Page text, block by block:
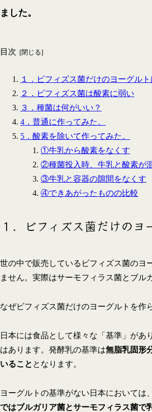
ました。
目次
１．ビフィズス菌だけのヨーグルト
２．ビフィズス菌は酸素に弱い
３．種菌は何がいい？
4．普通に作ってみた。
5．酸素を除いて作ってみた。
①牛乳から酸素をなくす
②種菌投入時、牛乳と酸素が
③牛乳と容器の隙間をなくす
④できあがったものの比較
１．ビフィズス菌だけのヨ
世の中で販売しているビフィズス菌のヨ
ません。実際はサーモフィラス菌とブル
なぜビフィズス菌だけのヨーグルトを作
日本には食品として様々な「基準」があ
はあります。発酵乳の基準は無脂乳固形
いること となります。
ヨーグルトの基準がない日本においては
ではブルガリア菌とサーモフィラス菌で